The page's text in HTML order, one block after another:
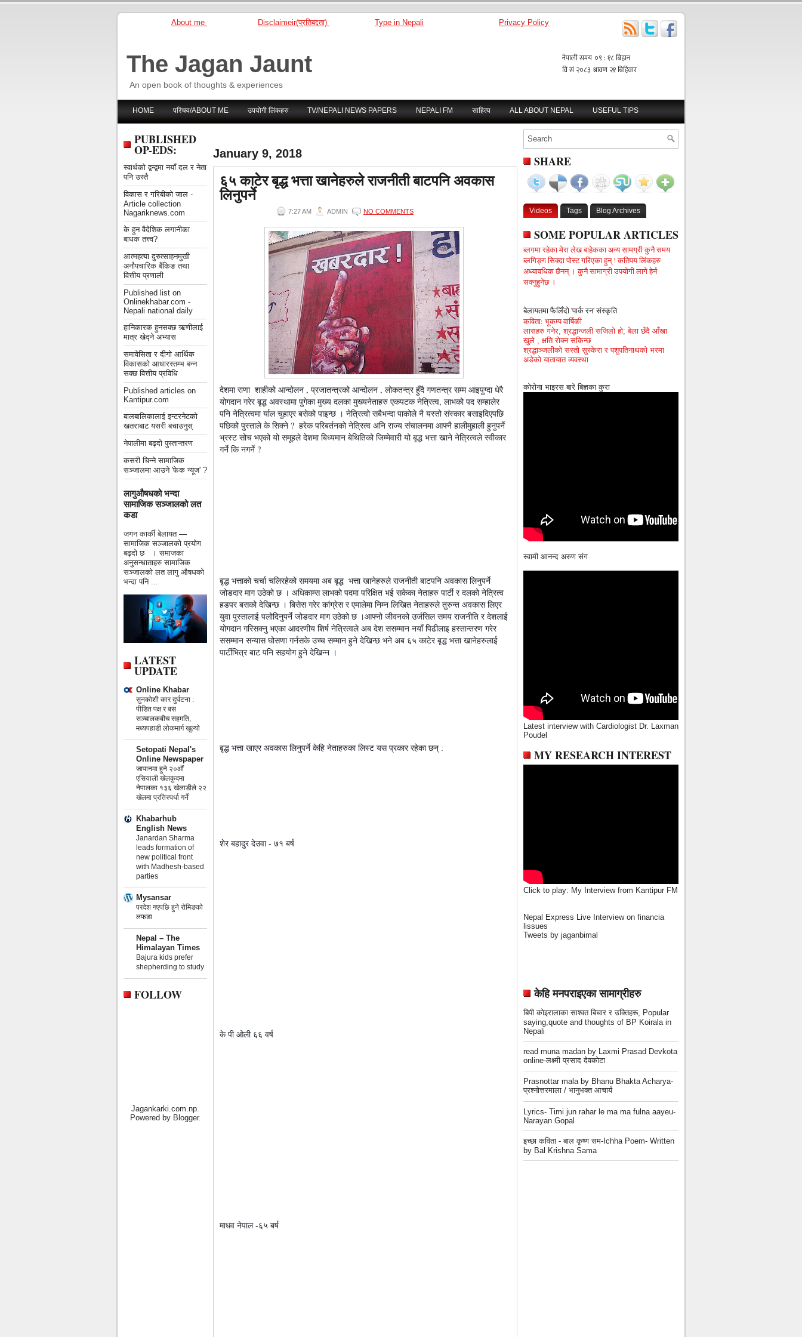
About me Disclaimeir(प्रतिबद्दता) Type in Nepali Privacy Policy
The Jagan Jaunt
An open book of thoughts & experiences
HOME परिचय/ABOUT ME उपयोगी लिंकहरु TV/NEPALI NEWS PAPERS NEPALI FM साहित्य ALL ABOUT NEPAL USEFUL TIPS
PUBLISHED
OP-EDS:
स्वार्थको द्वन्द्वमा नयाँ दल र नेता
पनि उस्तै
विकास र गरिबीको जाल -
Article collection
Nagariknews.com
के हुन वैदेशिक लगानीका
बाधक तत्त्व?
आत्महत्या दुरुत्साहनमुखी
अनौपचारिक बैंकिङ तथा
वित्तीय प्रणाली
Published list on
Onlinekhabar.com -
Nepali national daily
हानिकारक हुनसक्छ ऋणीलाई
मात्र खेद्ने अभ्यास
समावेसिता र दीगो आर्थिक
विकासको आधारस्तम्भ बन्न
सक्छ वित्तीय प्रविधि
Published articles on
Kantipur.com
बालबालिकालाई इन्टरनेटको
खतराबाट यसरी बचाउनुस्
नेपालीमा बढ्दो पुस्तान्तरण
कसरी चिन्ने सामाजिक
सञ्जालमा आउने 'फेक न्यूज' ?
लागुऔषधको भन्दा
सामाजिक सञ्जालको लत
कडा
जगन कार्की बेलायत —
सामाजिक सञ्जालको प्रयोग
बढ्दो छ । समाजका
अनुसन्धाताहरु सामाजिक
सञ्जालको लत लागु औषधको
भन्दा पनि ...
LATEST
UPDATE
Online Khabar
सुनकोशी कार दुर्घटना :
पीडित पक्ष र बस
सञ्चालकबीच सहमति,
मध्यपहाडी लोकमार्ग खुल्यो
Setopati Nepal's
Online Newspaper
जापानमा हुने २०औं
एसियाली खेलकुदमा
नेपालका १३६ खेलाडीले २२
खेलमा प्रतिस्पर्धा गर्ने
Khabarhub
English News
Janardan Sharma
leads formation of
new political front
with Madhesh-based
parties
Mysansar
परदेश गएपछि हुने रोमिङको
लफडा
Nepal – The
Himalayan Times
Bajura kids prefer
shepherding to study
FOLLOW
Jagankarki.com.np.
Powered by Blogger.
January 9, 2018
६५ काटेर बृद्ध भत्ता खानेहरुले राजनीती बाटपनि अवकास
लिनुपर्ने
7:27 AM ADMIN NO COMMENTS
देशमा राणा  शाहीको आन्दोलन , प्रजातन्त्रको आन्दोलन , लोकतन्त्र हुँदै गणतन्त्र सम्म आइपुग्दा धेरै
योगदान गरेर बृद्ध अवस्थामा पुगेका मुख्य दलका मुख्यनेताहरु एकपटक नेत्रित्व, लाभको पद सम्हालेर
पनि नेत्रित्वमा र्याल चुहाएर बसेको पाइन्छ । नेत्रित्वो सबैभन्दा पाकोले नै यस्तो संस्कार बसाइदिएपछि
पछिको पुस्ताले के सिक्ने ?  हरेक परिबर्तनको नेत्रित्व अनि राज्य संचालनमा आफ्नै हालीमुहाली हुनुपर्ने
भ्रस्ट सोच भएको यो समूहले देशमा बिध्यमान बेथितिको जिम्मेवारी यो बृद्ध भत्ता खाने नेत्रित्वले स्वीकार
गर्ने कि नगर्ने ?
बृद्ध भत्ताको चर्चा चलिरहेको समयमा अब बृद्ध  भत्ता खानेहरुले राजनीती बाटपनि अवकास लिनुपर्ने
जोडदार माग उठेको छ । अधिकाम्स लाभको पदमा परिक्षित भई सकेका नेताहरु पार्टी र दलको नेत्रित्व
हडपर बसको देखिन्छ । बिसेस गरेर कांग्रेस र एमालेमा निम्न लिखित नेताहरुले तुरुन्त अवकास लिएर
युवा पुस्तालाई पलोदिनुपर्ने जोडदार माग उठेको छ ।आफ्नो जीवनको उर्जसिल समय राजनीति र देशलाई
योगदान गरिसक्नु भएका आदरणीय शिर्ष नेत्रित्वले अब देश ससम्मान नयाँ पिढीलाइ हस्तान्तरण गरेर
ससम्मान सन्यास घोसणा गर्नसके उच्च सम्मान हुने देखिन्छ भने अब ६५ काटेर बृद्ध भत्ता खानेहरुलाई
पार्टीभित्र बाट पनि सहयोग हुने देखिन्न ।
बृद्ध भत्ता खाएर अवकास लिनुपर्ने केहि नेताहरुका लिस्ट यस प्रकार रहेका छन् :
शेर बहादुर देउवा - ७१ बर्ष
के पी ओली ६६ वर्ष
माधव नेपाल -६५ बर्ष
SHARE
Videos Tags Blog Archives
SOME POPULAR ARTICLES
ब्लगमा रहेका मेरा लेख बाहेकका अन्य सामग्री कुनै समय
ब्लगिङ्ग सिक्दा पोस्ट गरिएका हुन् ! कतिपय लिंकहरु
अध्यावधिक छैनन् । कुनै सामाग्री उपयोगी लागे हेर्न
सक्नुहुनेछ ।
बेलायतमा फैलिँदो 'पार्क रन' संस्कृति
कविता: भूकम्प वार्षिकी
लासहरु गनेर, श्रद्धान्जली सजिलो हो; बेला छँदै आँखा
खुले , क्षति रोक्न सकिन्छ
श्रद्धाञ्जलीको सस्तो सुस्केरा र पशुपतिनाथको भरमा
अडेको यातायात व्यवस्था
कोरोना भाइरस बारे बिज्ञका कुरा
स्वामी आनन्द अरुण संग
Latest interview with Cardiologist Dr. Laxman
Poudel
MY RESEARCH INTEREST
Click to play: My Interview from Kantipur FM
Nepal Express Live Interview on financia
lissues
Tweets by jaganbimal
केहि मनपराइएका सामाग्रीहरु
बिपी कोइरालाका साश्वत बिचार र उक्तिहरू, Popular
saying,quote and thoughts of BP Koirala in
Nepali
read muna madan by Laxmi Prasad Devkota
online-लक्ष्मी प्रसाद देवकोटा
Prasnottar mala by Bhanu Bhakta Acharya-
प्रश्नोत्तरमाला / भानुभक्त आचार्य
Lyrics- Timi jun rahar le ma ma fulna aayeu-
Narayan Gopal
इच्छा कविता - बाल कृष्ण सम-Ichha Poem- Written
by Bal Krishna Sama